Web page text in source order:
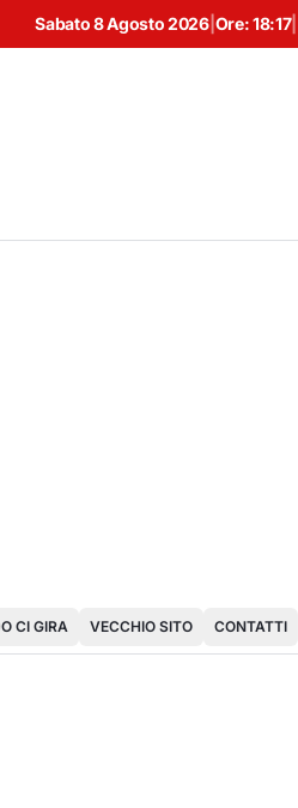
Sabato 8 Agosto 2026| Ore:18:17|
CI GIRA VECCHIO SITO CONTATTI